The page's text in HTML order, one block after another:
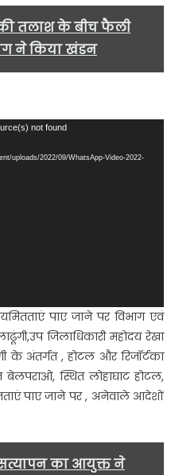
तलाश के बीच फैली
ने किया खंडन
not found
uploads/2022/09/WhatsApp-Video-2022-
पाए जाने पर विभाग एवं
जिलाधिकारी महोदय रेखा
के अंतर्गत , होटल और रिजॉर्टका
बेलपराओ, स्थित लोहाघाट होटल,
पाए जाने पर , अनेवाले आदेशों
का आयुक्त ने